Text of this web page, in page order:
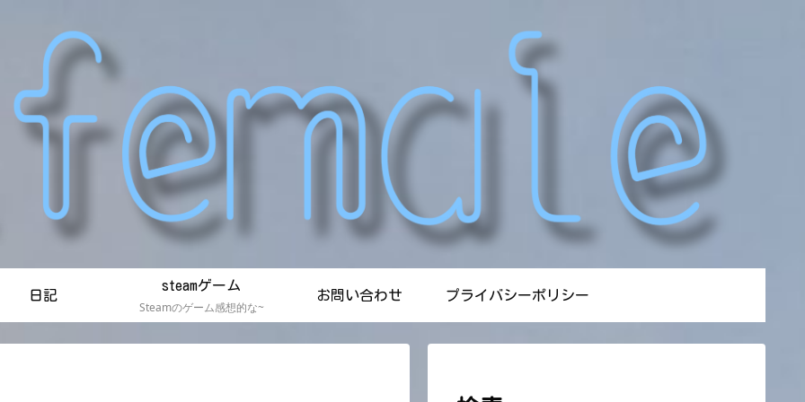
日記
steamゲーム
Steamのゲーム感想的な~
お問い合わせ プライバシーポリシー